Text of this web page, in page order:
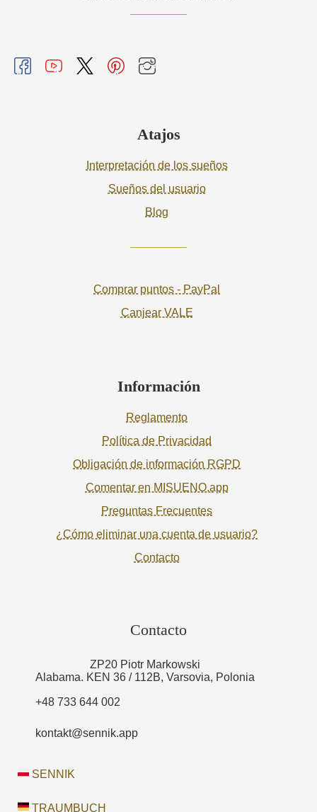
Atajos
Interpretación de los sueños
Sueños del usuario
Blog
Comprar puntos - PayPal
Canjear VALE
Información
Reglamento
Política de Privacidad
Obligación de información RGPD
Comentar en MISUENO.app
Preguntas Frecuentes
¿Cómo eliminar una cuenta de usuario?
Contacto
Contacto
ZP20 Piotr Markowski
Alabama. KEN 36 / 112B, Varsovia, Polonia
+48 733 644 002
kontakt@sennik.app
SENNIK
TRAUMBUCH